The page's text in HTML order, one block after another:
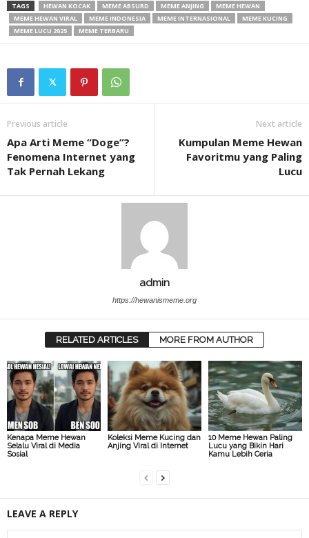
TAGS HEWAN KOCAK MEME ABSURD MEME ANJING
MEME HEWAN
MEME HEWAN VIRAL
MEME INDONESIA MEME INTERNASIONAL
MEME KUCING
MEME LUCU 2025
MEME TERBARU
Previous article
Apa Arti Meme “Doge”?
Fenomena Internet yang
Tak Pernah Lekang
Next article
Kumpulan Meme Hewan
Favoritmu yang Paling
Lucu
admin
https://hewanismeme.org
RELATED ARTICLES MORE FROM AUTHOR
Kenapa Meme Hewan
Selalu Viral di Media
Sosial
Koleksi Meme Kucing dan
Anjing Viral di Internet
10 Meme Hewan Paling
Lucu yang Bikin Hari
Kamu Lebih Ceria
LEAVE A REPLY